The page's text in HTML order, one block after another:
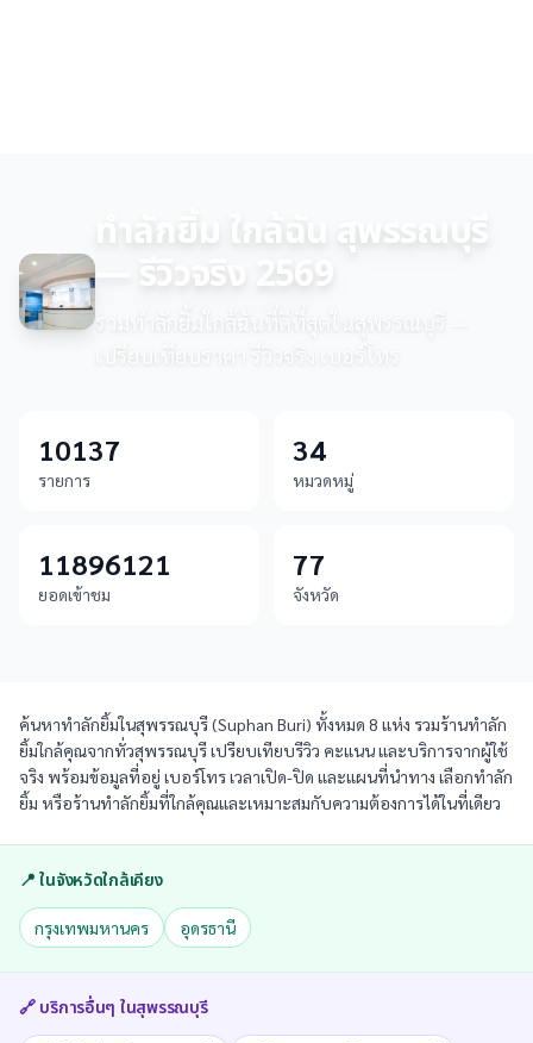
ทำลักยิ้ม ใกล้ฉัน สุพรรณบุรี
— รีวิวจริง 2569
รวมทำลักยิ้มใกล้ฉันที่ดีที่สุดในสุพรรณบุรี —
เปรียบเทียบราคา รีวิวจริง เบอร์โทร
10137
รายการ
34
หมวดหมู่
11896121
ยอดเข้าชม
77
จังหวัด
ค้นหาทำลักยิ้มในสุพรรณบุรี (Suphan Buri) ทั้งหมด 8 แห่ง รวมร้านทำลัก
ยิ้มใกล้คุณจากทั่วสุพรรณบุรี เปรียบเทียบรีวิว คะแนน และบริการจากผู้ใช้
จริง พร้อมข้อมูลที่อยู่ เบอร์โทร เวลาเปิด-ปิด และแผนที่นำทาง เลือกทำลัก
ยิ้ม หรือร้านทำลักยิ้มที่ใกล้คุณและเหมาะสมกับความต้องการได้ในที่เดียว
📍 ในจังหวัดใกล้เคียง
กรุงเทพมหานคร อุดรธานี
🔗 บริการอื่นๆ ในสุพรรณบุรี